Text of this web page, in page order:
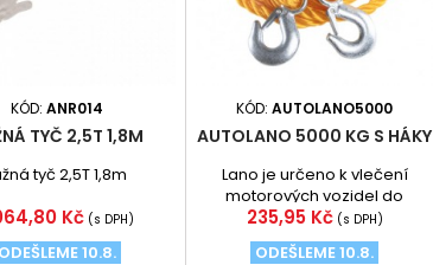
KÓD:ANR014
TYČ 2,5T 1,8M
tyč 2,5T 1,8m
Kč (s DPH)
ODEŠLEME 10.8.
KÓD:AUTOLANO5000
AUTOLANO 5000 KG S HÁKY
Lano je určeno k vlečení
motorových vozidel do
okamžité hmotnosti 5000 kg.
Zakončeno háky...
Cena
235,95 Kč (s DPH)
ODEŠLEME 10.8.